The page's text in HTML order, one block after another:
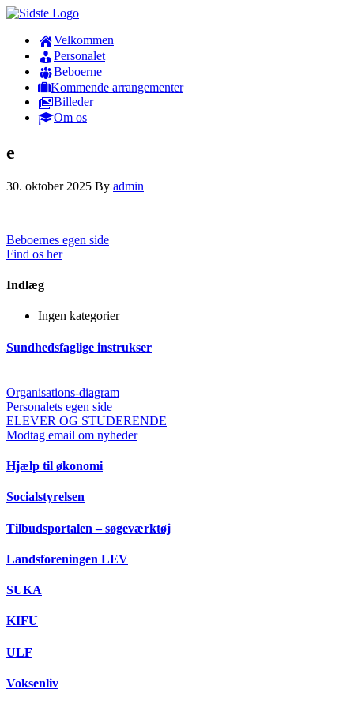
Velkommen
Personalet
Beboerne
Kommende arrangementer
Billeder
Om os
e
30. oktober 2025 By admin
Beboernes egen side
Find os her
Indlæg
Ingen kategorier
Sundhedsfaglige instrukser
Organisations-diagram
Personalets egen side
ELEVER OG STUDERENDE
Modtag email om nyheder
Hjælp til økonomi
Socialstyrelsen
Tilbudsportalen – søgeværktøj
Landsforeningen LEV
SUKA
KIFU
ULF
Voksenliv